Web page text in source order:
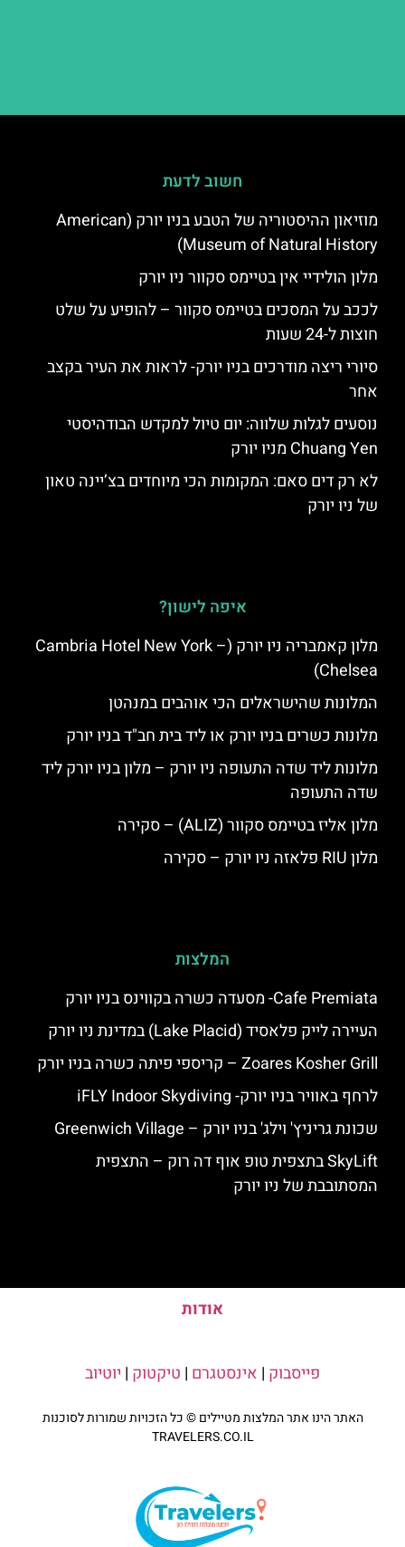
חשוב לדעת
מוזיאון ההיסטוריה של הטבע בניו יורק (American
Museum of Natural History)
מלון הולידיי אין בטיימס סקוור ניו יורק
לככב על המסכים בטיימס סקוור – להופיע על שלט
חוצות ל-24 שעות
סיורי ריצה מודרכים בניו יורק- לראות את העיר בקצב
אחר
נוסעים לגלות שלווה: יום טיול למקדש הבודהיסטי
Chuang Yen מניו יורק
לא רק דים סאם: המקומות הכי מיוחדים בצ’יינה טאון
של ניו יורק
איפה לישון?
מלון קאמבריה ניו יורק (Cambria Hotel New York –
Chelsea)
המלונות שהישראלים הכי אוהבים במנהטן
מלונות כשרים בניו יורק או ליד בית חב"ד בניו יורק
מלונות ליד שדה התעופה ניו יורק – מלון בניו יורק ליד
שדה התעופה
מלון אליז בטיימס סקוור (ALIZ) – סקירה
מלון RIU פלאזה ניו יורק – סקירה
המלצות
Cafe Premiata- מסעדה כשרה בקווינס בניו יורק
העיירה לייק פלאסיד (Lake Placid) במדינת ניו יורק
Zoares Kosher Grill – קריספי פיתה כשרה בניו יורק
לרחף באוויר בניו יורק- iFLY Indoor Skydiving
שכונת גריניץ' וילג' בניו יורק – Greenwich Village
SkyLift בתצפית טופ אוף דה רוק – התצפית
המסתובבת של ניו יורק
אודות
פייסבוק | אינסטגרם | טיקטוק | יוטיוב
האתר הינו אתר המלצות מטיילים © כל הזכויות שמורות לסוכנות
TRAVELERS.CO.IL